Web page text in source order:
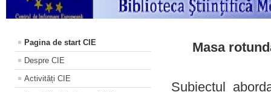
Pagina de start CIE
Despre CIE
Activități CIE
Masa
Subiectul